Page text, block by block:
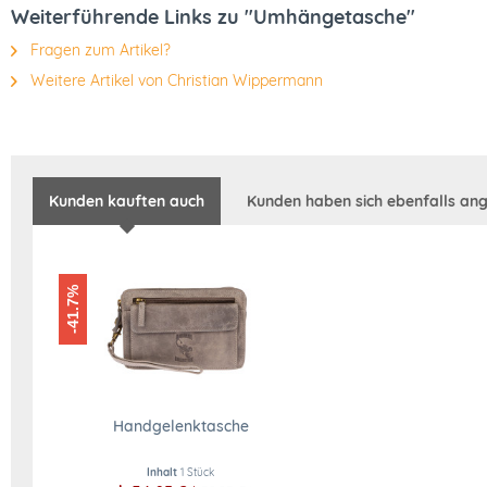
Weiterführende Links zu "Umhängetasche"
Fragen zum Artikel?
Weitere Artikel von Christian Wippermann
Kunden kauften auch Kunden haben sich ebenfalls
-41.7%
Handgelenktasche
Inhalt1 Stück